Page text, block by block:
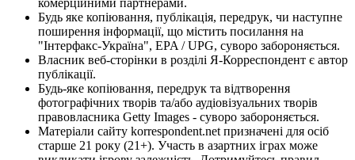
комерційними партнерами.
Будь яке копіювання, публікація, передрук, чи наступне
поширення інформації, що містить посилання на
"Інтерфакс-Україна", EPA / UPG, суворо забороняється.
Власник веб-сторінки в розділі Я-Корреспондент є автор
публікації.
Будь-яке копіювання, передрук та відтворення
фотографічних творів та/або аудіовізуальних творів
правовласника Getty Images - суворо забороняється.
Матеріали сайту korrespondent.net призначені для осіб
старше 21 року (21+). Участь в азартних іграх може